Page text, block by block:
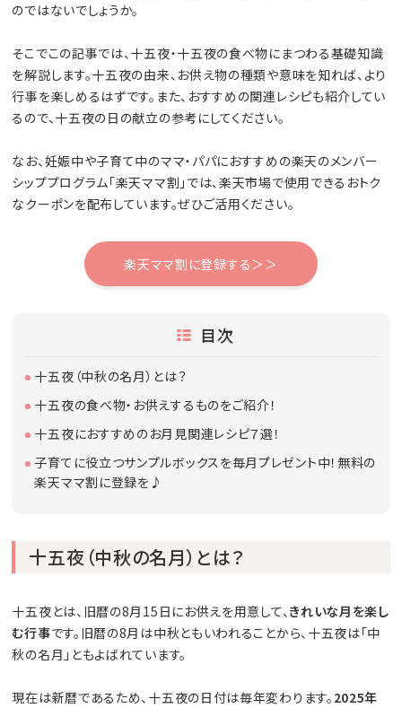
のではないでしょうか。
そこでこの記事では、十五夜・十五夜の食べ物にまつわる基礎知識
を解説します。十五夜の由来、お供え物の種類や意味を知れば、より
行事を楽しめるはずです。また、おすすめの関連レシピも紹介してい
るので、十五夜の日の献立の参考にしてください。
なお、妊娠中や子育て中のママ・パパにおすすめの楽天のメンバー
シッププログラム「楽天ママ割」では、楽天市場で使用できるおトク
なクーポンを配布しています。ぜひご活用ください。
楽天ママ割に登録する＞＞
目次
十五夜（中秋の名月）とは？
十五夜の食べ物・お供えするものをご紹介！
十五夜におすすめのお月見関連レシピ７選！
子育てに役立つサンプルボックスを毎月プレゼント中！無料の
楽天ママ割に登録を♪
十五夜（中秋の名月）とは？
十五夜とは、旧暦の8月15日にお供えを用意して、きれいな月を楽し
む行事です。旧暦の8月は中秋ともいわれることから、十五夜は「中
秋の名月」ともよばれています。
現在は新暦であるため、十五夜の日付は毎年変わります。 2025年